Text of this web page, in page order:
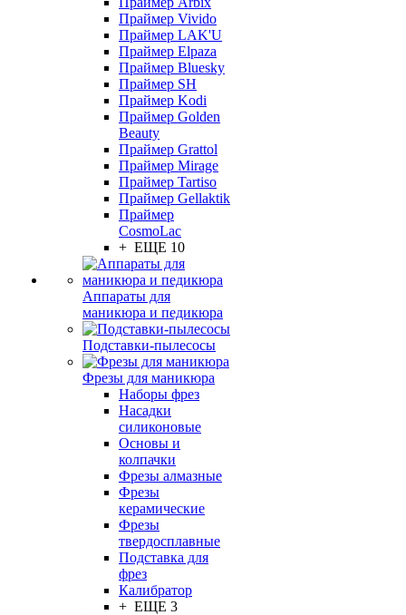
Праймер Vivido
Праймер LAK'U
Праймер Elpaza
Праймер Bluesky
Праймер SH
Праймер Kodi
Праймер Golden
Beauty
Праймер Grattol
Праймер Mirage
Праймер Tartiso
Праймер Gellaktik
Праймер
CosmoLac
+ ЕЩЕ 10
Аппараты для
маникюра и педикюра
Подставки-пылесосы
Фрезы для маникюра
Наборы фрез
Насадки
силиконовые
Основы и
колпачки
Фрезы алмазные
Фрезы
керамические
Фрезы
твердосплавные
Подставка для
фрез
Калибратор
+ ЕЩЕ 3